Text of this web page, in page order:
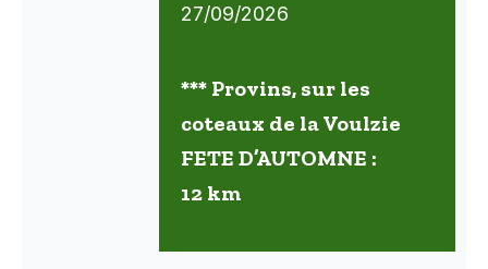
27/09/2026
*** Provins, sur les
coteaux de la Voulzie
FETE D’AUTOMNE :
12 km